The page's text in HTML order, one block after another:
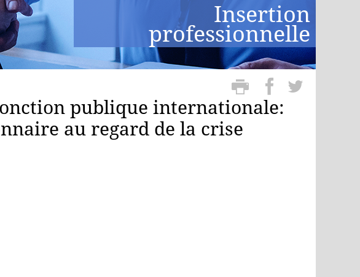
Insertion
professionnelle
publique internationale:
au regard de la crise